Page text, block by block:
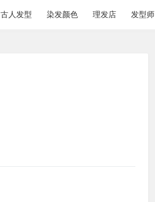
古人发型 染发颜色 理发店 发型师